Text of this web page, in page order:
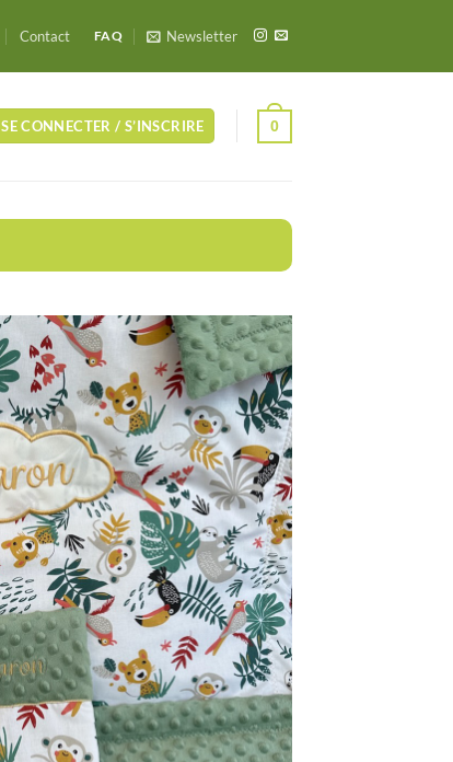
Contact FAQ Newsletter
SE CONNECTER / S’INSCRIRE 0